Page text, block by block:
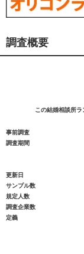
調査概要
この結婚相談所ラ
事前調査
調査期間
更新日
サンプル数
規定人数
調査企業数
定義